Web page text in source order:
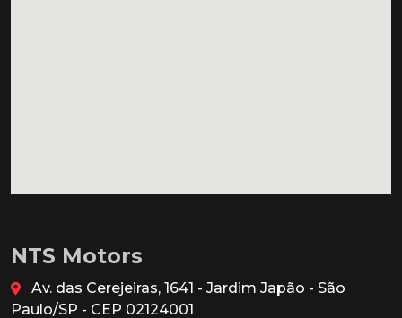
NTS Motors
Av. das Cerejeiras, 1641 - Jardim Japão - São
Paulo/SP - CEP 02124001